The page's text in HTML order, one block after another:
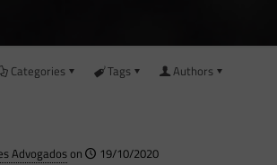
Categories Tags Authors
Advogadoson 19/10/2020